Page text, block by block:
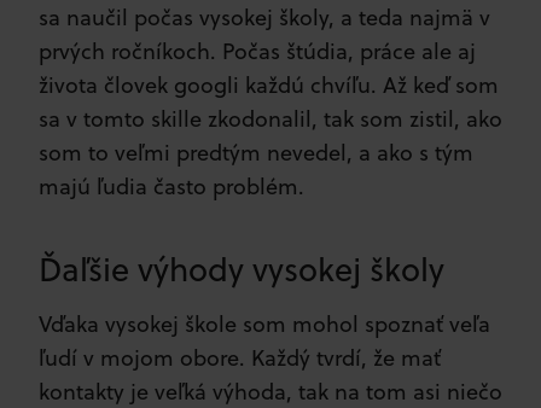
sa naučil počas vysokej školy, a teda najmä v
prvých ročníkoch. Počas štúdia, práce ale aj
života človek googli každú chvíľu. Až keď som
sa v tomto skille zkodonalil, tak som zistil, ako
som to veľmi predtým nevedel, a ako s tým
majú ľudia často problém.
Ďaľšie výhody vysokej školy
Vďaka vysokej škole som mohol spoznať veľa
ľudí v mojom obore. Každý tvrdí, že mať
kontakty je veľká výhoda, tak na tom asi niečo